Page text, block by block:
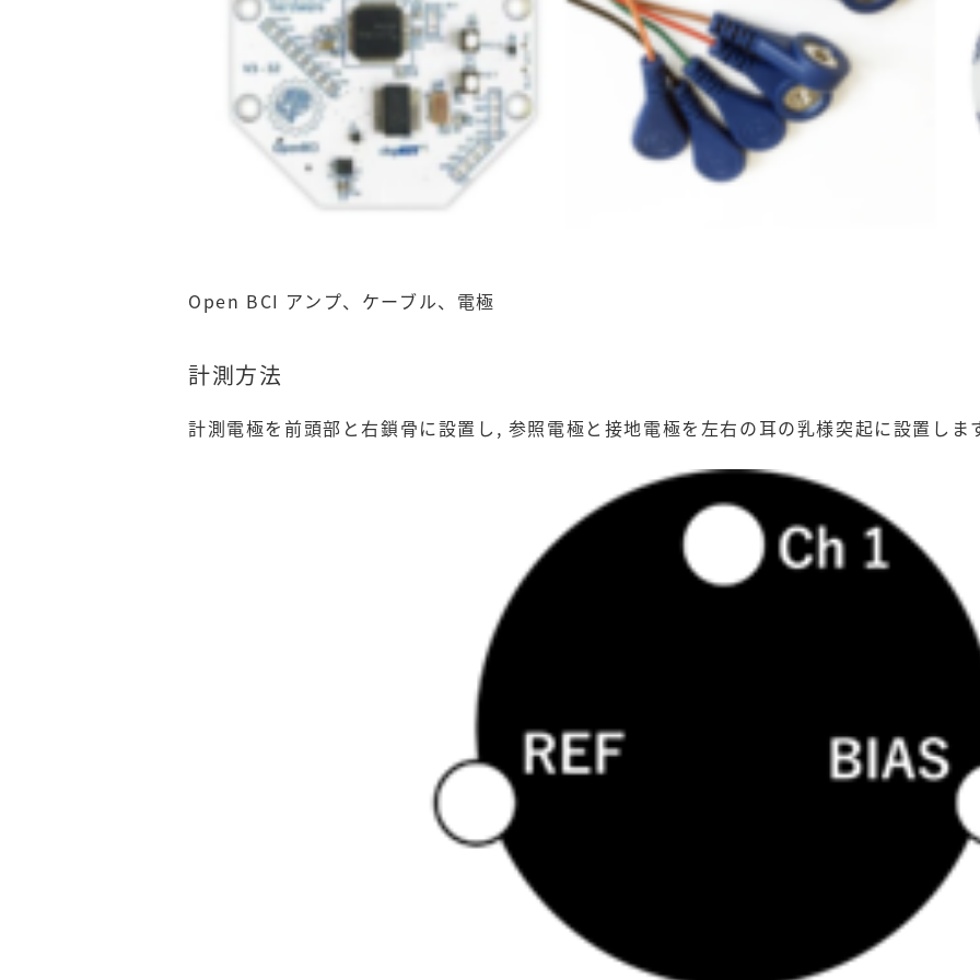
Open BCI アンプ、ケーブル、電極
計測方法
計測電極を前頭部と右鎖骨に設置し, 参照電極と接地電極を左右の耳の乳様突起に設置しま